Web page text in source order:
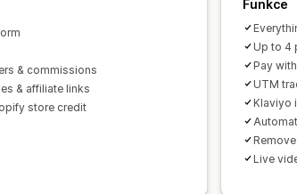
& commissions
& affiliate links
store credit
Funkce
Up to 4
Pay
UTM
Klaviyo
Live